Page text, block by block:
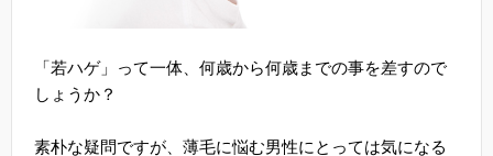
「若ハゲ」って一体、何歳から何歳までの事を差すので
しょうか？
素朴な疑問ですが、薄毛に悩む男性にとっては気になる